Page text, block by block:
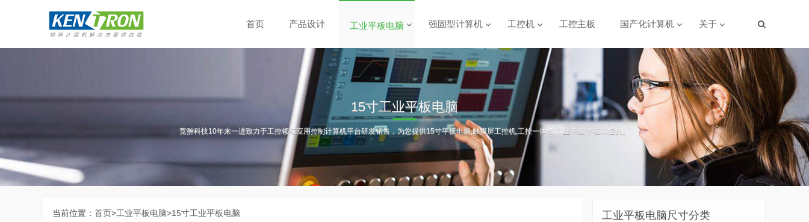
首页 产品设计 工业平板电脑 强固型计算机 工控机 工控主板 国产化计算机 关于
15寸工业平板电脑
竞翀科技10年来一进致力于工控领域应用控制计算机平台研发销售，为您提供15寸平板电脑,触摸屏工控机,工控一体机,工业平板,平板工控机。
当前位置： 首页>工业平板电脑>15寸工业平板电脑 工业平板电脑尺寸分类